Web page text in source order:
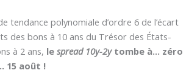
tendance polynomiale d’ordre 6 de l’écart
des bons à 10 ans du Trésor des États-
à 2 ans, le spread 10y-2ytombe à… zéro
15 août !